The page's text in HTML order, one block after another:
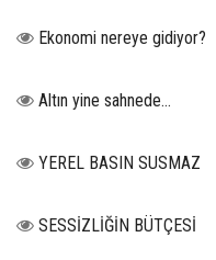
Ekonomi nereye gidiyor?
Altın yine sahnede…
YEREL BASIN SUSMAZ
SESSİZLİĞİN BÜTÇESİ